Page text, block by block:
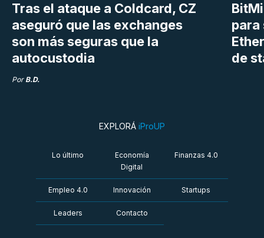
Tras el ataque a Coldcard, CZ
aseguró que las exchanges
son más seguras que la
autocustodia
Por B.D.
para
de
EXPLORÁ iProUP
Lo último
Economía
Digital
Finanzas 4.0
Empleo 4.0 Innovación Startups
Leaders Contacto